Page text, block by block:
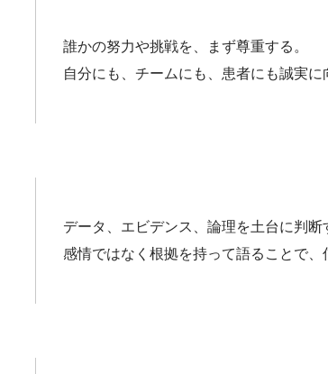
誰かの努力や挑戦を、まず尊重する。
自分にも、チームにも、患者にも誠実
データ、エビデンス、論理を土台に判断
感情ではなく根拠を持って語ることで、